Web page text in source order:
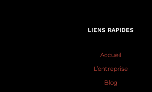
LIENS RAPIDES
Accueil
L’entreprise
Blog